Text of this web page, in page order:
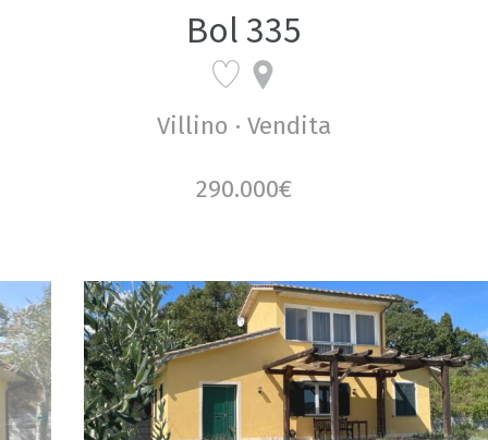
Bol 335
Villino · Vendita
290.000€